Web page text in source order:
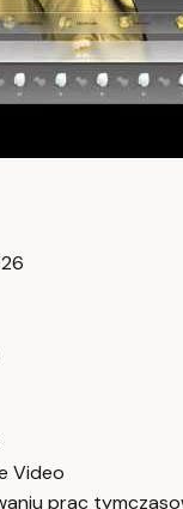
Video
prac